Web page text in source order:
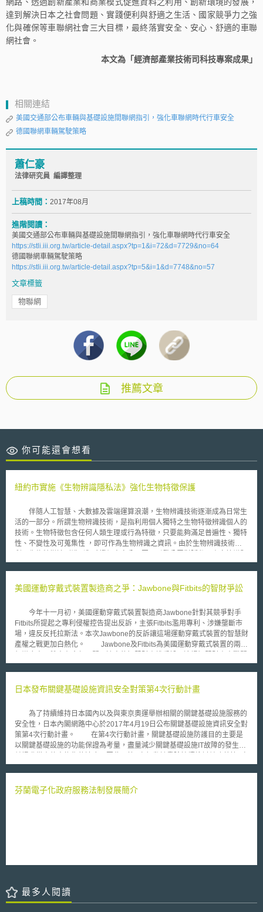
達到解決日本之社會問題、實踐便利與舒適之生活、國家競爭力之強
化與確保等車聯網社會三大目標，最終落實安全、安心、舒適的車聯
網社會。
本文為「經濟部產業技術司科技專案成果」
相關連結
美國交通部公布車輛與基礎設施間聯網指引，強化車聯網時代行車安全
德國聯網車輛駕駛策略
蕭仁豪
法律研究員 編譯整理
上稿時間： 2017年08月
進階閱讀：
美國交通部公布車輛與基礎設施間聯網指引，強化車聯網時代行車安全
https://stli.iii.org.tw/article-detail.aspx?tp=1&i=72&d=7729&no=64
德國聯網車輛駕駛策略
https://stli.iii.org.tw/article-detail.aspx?tp=5&i=1&d=7748&no=57
文章標籤
物聯網
推薦文章
你可能還會想看
紐約市實施《生物辨識隱私法》強化生物特徵保護
伴隨人工智慧、大數據及雲端運算浪潮，生物辨識技術逐漸成為日常生
活的一部分。所謂生物辨識技術，是指利用個人獨特之生物特徵辨識個人的
技術。生物特徵包含任何人類生理或行為特徵，只要能夠滿足普遍性、獨特
性、不變性及可蒐集性 ，即可作為生物辨識之資訊。由於生物辨識技術能
的關注。 對此，紐約市於2021年7月21日也開始正式施行《生物辨識
以及賦予消費者訴訟權利作法，促成隱私權的週全保障。 該法主要有
就前開生物特徵，要求業者應在所有消費者入口處放置清晰顯眼的標誌，搭
配簡單易懂方式揭露其蒐集、保留、儲存消費者生物辨識資訊行為。同時，
也明文禁止業者將消費者生物辨識資訊以販賣、租賃、交易或是分享方式交
換任何相關價值或利益。 二、提供受侵害之消費者訴訟權與法定賠償請求
以及單純以影像、圖像蒐集而未分析識別情形則豁免揭露規範。 綜
市企業隱私保護政策重要指標，而值得我們繼續關注其發展與影響。
美國運動穿戴式裝置製造商之爭：Jawbone與Fitbits的智財爭訟
今年十一月初，美國運動穿戴式裝置製造商Jawbone針對其競爭對手
Fitbits所提起之專利侵權控告提出反訴，主張Fitbits濫用專利、涉嫌壟斷市
場，違反反托拉斯法。本次Jawbone的反訴讓這場運動穿戴式裝置的智慧財
產權之戰更加白熱化。 Jawbone及Fitbits為美國運動穿戴式裝置的兩大
始於今年五月，當Fitbits正準備首次公開發行(IPO)時，Jawbone控告Fitbits
數週之後，Jawbone又控告Fitbits專利侵權，並緊接著向美國國際貿易委員
和使用者介面設計在內的專利。十月，美國法院命令Fitbits五名員工應歸還
Jawbone的所有機密資料。在獲得初步的勝利後，Jawbone又以Fitbits違反
反托拉斯法為由，針對Fitbits在九月提出的專利侵權訴訟提起反訴，再次對
Fitbits予以回擊。 在本次反訴中，Jawbone表示：「Fitbits蓄意濫用專
較於手機等其他智慧型裝置，運動穿戴式裝置仍屬於較年輕的市場，因此仍
日本發布關鍵基礎設施資訊安全對策第4次行動計畫
為了持續維持日本國內以及與東京奧運舉辦相關的關鍵基礎設施服務的
安全性，日本內閣網路中心於2017年4月19日公布關鍵基礎設施資訊安全對
策第4次行動計畫。 在第4次行動計畫，關鍵基礎設施防護目的主要是
以關鍵基礎設施的功能保證為考量，盡量減少關鍵基礎設施IT故障的發生，
行動計畫原有政策外，較重要的變革為OT(Operation Technology)的重視與
業須將OT的觀點融入人才培育。在資訊分享制度方面，分享的資訊範圍應
芬蘭電子化政府服務法制發展簡介
最多人閱讀